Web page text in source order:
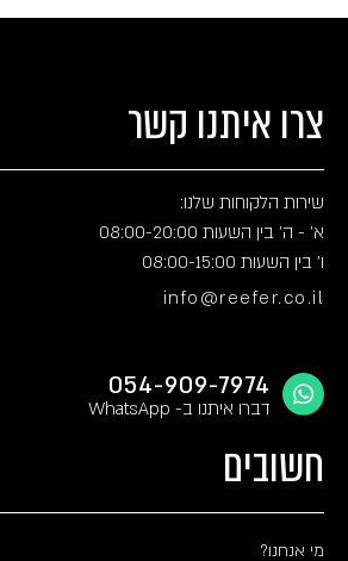
צרו איתנו קשר
שירות הלקוחות שלנו:
א' - ה' בין השעות 08:00-20:00
ו' בין השעות 08:00-15:00
info@reefer.co.il
054-909-7974
דברו איתנו ב- WhatsApp
חשובים
מי אנחנו?